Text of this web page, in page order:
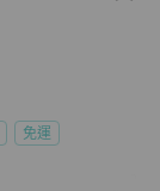
免運